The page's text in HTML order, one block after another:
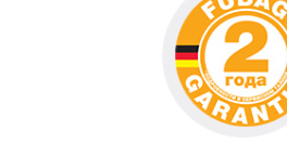
Сварочные полуавтоматы MIG/MAG
Сварочные аппараты TIG
Сварочные материалы